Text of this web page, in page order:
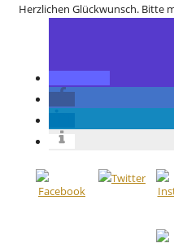
Herzlichen Glückwunsch. Bitte